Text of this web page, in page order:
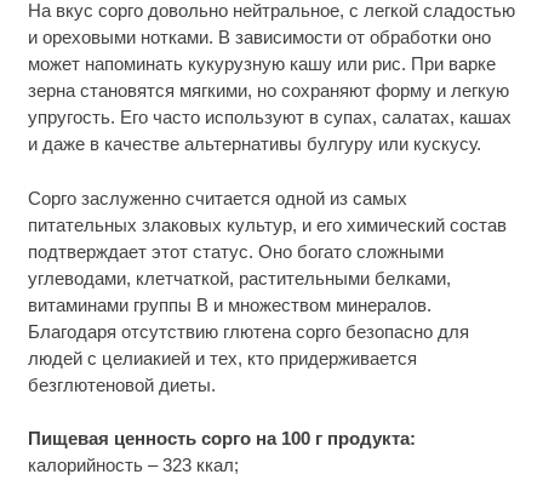
На вкус сорго довольно нейтральное, с легкой сладостью
и ореховыми нотками. В зависимости от обработки оно
может напоминать кукурузную кашу или рис. При варке
зерна становятся мягкими, но сохраняют форму и легкую
упругость. Его часто используют в супах, салатах, кашах
и даже в качестве альтернативы булгуру или кускусу.
Сорго заслуженно считается одной из самых
питательных злаковых культур, и его химический состав
подтверждает этот статус. Оно богато сложными
углеводами, клетчаткой, растительными белками,
витаминами группы B и множеством минералов.
Благодаря отсутствию глютена сорго безопасно для
людей с целиакией и тех, кто придерживается
безглютеновой диеты.
Пищевая ценность сорго на 100 г продукта:
калорийность – 323 ккал;